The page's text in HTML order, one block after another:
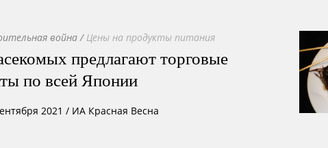
война / Цены на продукты питания
предлагают торговые
по всей Японии
2021 / ИА Красная Весна